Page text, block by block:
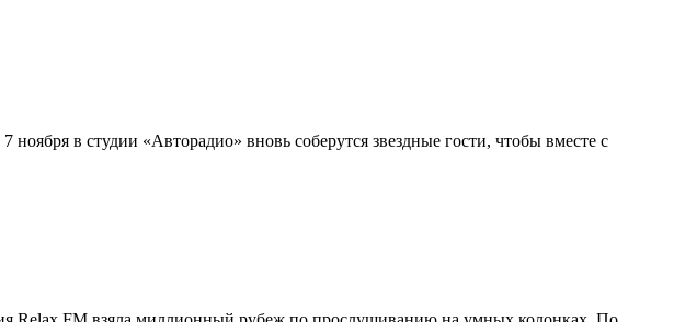
в студии «Авторадио» вновь соберутся звездные гости, чтобы вместе с